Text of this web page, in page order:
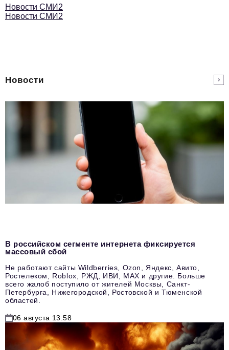
Новости СМИ2
Новости СМИ2
Новости
В российском сегменте интернета фиксируется
массовый сбой
Не работают сайты Wildberries, Ozon, Яндекс, Авито,
Ростелеком, Roblox, РЖД, ИВИ, MAX и другие. Больше
всего жалоб поступило от жителей Москвы, Санкт-
Петербурга, Нижегородской, Ростовской и Тюменской
областей.
06 августа 13:58